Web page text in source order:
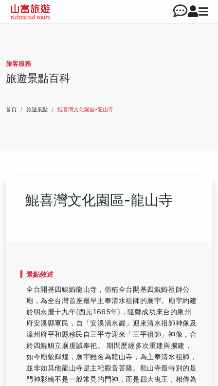
旅客服務
旅遊景點百科
首頁 旅遊景點 鯤喜灣文化園區-龍山寺
鯤喜灣文化園區-龍山寺
景點敘述
全台開基四鯤鯓龍山寺，俗稱全台開基四鯤鯓祖師公
廟，為全台灣首座最早主奉清水祖師的廟宇。廟宇約建
於明永曆十九年(西元1665年)，隨鄭成功來台的泉州
府安溪縣軍民，自「安溪清水巖」迎來清水祖師神像及
漳州府平和縣移民自三平寺迎來「三平祖師」神像，合
於四鯤鯓立廟虔誠奉祀。 期間歷經多次重建與擴建，
如今廟貌輝煌，廟宇雖名為龍山寺，為主奉清水祖師，
並非如其他龍山寺是主祀觀音菩薩。龍山寺最特別的是
門神彩繪不是一般常見的門神，而是四大鬼王，相傳為